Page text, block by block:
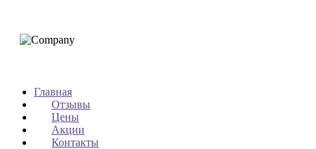
Главная
Отзывы
Цены
Акции
Контакты